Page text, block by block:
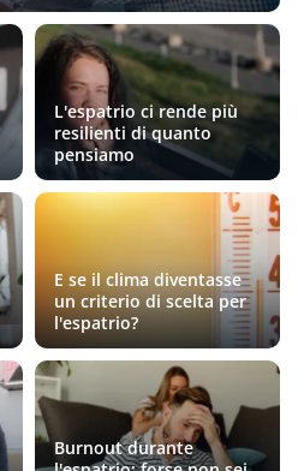
L'espatrio ci rende più
resilienti di quanto
pensiamo
E se il clima diventasse
un criterio di scelta per
l'espatrio?
Burnout durante